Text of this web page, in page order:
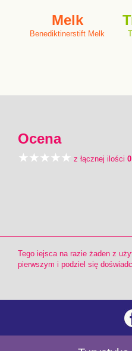
Melk
Benediktinerstift Melk
Ocena
z łącznej ilości
Tego iejsca na razie żaden z
pierwszym i podziel się